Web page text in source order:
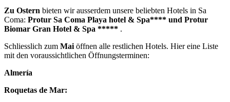
Zu Ostern bieten wir ausserdem unsere beliebten Hotels in Sa
Coma: Protur Sa Coma Playa hotel & Spa**** und Protur
Biomar Gran Hotel & Spa ***** .
Schliesslich zum Mai öffnen alle restlichen Hotels. Hier eine Liste
mit den voraussichtlichen Öffnungsterminen:
Almería
Roquetas de Mar: